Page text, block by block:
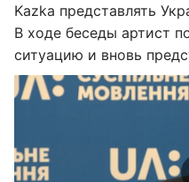
Kazka представлять
В ходе беседы артист
ситуацию и вновь